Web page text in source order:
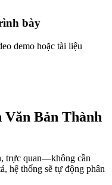
bày
demo hoặc tài liệu
Văn Bản Thành
trực quan—không cần
hệ thống sẽ tự động phân